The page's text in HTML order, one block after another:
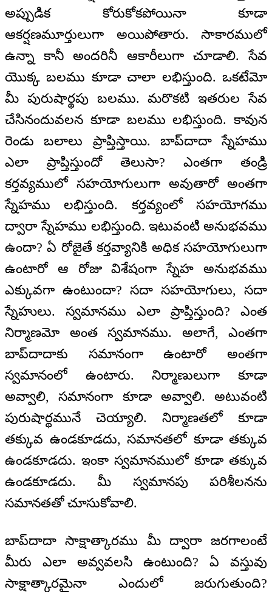
అప్పుడిక కోరుకోకపోయినా కూడా
ఆకర్షణమూర్తులుగా అయిపోతారు. సాకారములో
ఉన్నా కానీ అందరినీ ఆకారీలుగా చూడాలి. సేవ
యొక్క బలము కూడా చాలా లభిస్తుంది. ఒకటేమో
మీ పురుషార్థపు బలము. మరొకటి ఇతరుల సేవ
చేసినందువలన కూడా బలము లభిస్తుంది. కావున
రెండు బలాలు ప్రాప్తిస్తాయి. బాప్‌దాదా స్నేహము
ఎలా ప్రాప్తిస్తుందో తెలుసా? ఎంతగా తండ్రి
కర్తవ్యములో సహయోగులుగా అవుతారో అంతగా
స్నేహము లభిస్తుంది. కర్తవ్యంలో సహయోగము
ద్వారా స్నేహము లభిస్తుంది. ఇటువంటి అనుభవము
ఉందా? ఏ రోజైతే కర్తవ్యానికి అధిక సహయోగులుగా
ఉంటారో ఆ రోజు విశేషంగా స్నేహ అనుభవము
ఎక్కువగా ఉంటుందా? సదా సహయోగులు, సదా
స్నేహులు. స్వమానము ఎలా ప్రాప్తిస్తుంది? ఎంత
నిర్మాణమో అంత స్వమానము. అలాగే, ఎంతగా
బాప్‌దాదాకు సమానంగా ఉంటారో అంతగా
స్వమానంలో ఉంటారు. నిర్మాణులుగా కూడా
అవ్వాలి, సమానంగా కూడా అవ్వాలి. అటువంటి
పురుషార్థమునే చెయ్యాలి. నిర్మాణతలో కూడా
తక్కువ ఉండకూడదు, సమానతలో కూడా తక్కువ
ఉండకూడదు. ఇంకా స్వమానములో కూడా తక్కువ
ఉండకూడదు. మీ స్వమానపు పరిశీలనను
సమానతతో చూసుకోవాలి.
బాప్‌దాదా సాక్షాత్కారము మీ ద్వారా జరగాలంటే
మీరు ఎలా అవ్వవలసి ఉంటుంది? ఏ వస్తువు
సాక్షాత్కారమైనా ఎందులో జరుగుతుంది?